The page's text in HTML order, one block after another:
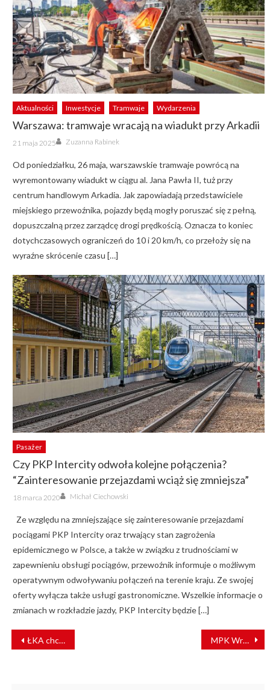
Aktualności Inwestycje Tramwaje Wydarzenia
Warszawa: tramwaje wracają na wiadukt przy Arkadii
Posted
on
21 maja 2025 Author
Zuzanna Rabinek
Od poniedziałku, 26 maja, warszawskie tramwaje powrócą na
wyremontowany wiadukt w ciągu al. Jana Pawła II, tuż przy
centrum handlowym Arkadia. Jak zapowiadają przedstawiciele
miejskiego przewoźnika, pojazdy będą mogły poruszać się z pełną,
dopuszczalną przez zarządcę drogi prędkością. Oznacza to koniec
dotychczasowych ograniczeń do 10 i 20 km/h, co przełoży się na
wyraźne skrócenie czasu […]
Pasażer
Czy PKP Intercity odwoła kolejne połączenia?
“Zainteresowanie przejazdami wciąż się zmniejsza”
Posted
on
18 marca 2020 Author
Michał Ciechowski
Ze względu na zmniejszające się zainteresowanie przejazdami
pociągami PKP Intercity oraz trwający stan zagrożenia
epidemicznego w Polsce, a także w związku z trudnościami w
zapewnieniu obsługi pociągów, przewoźnik informuje o możliwym
operatywnym odwoływaniu połączeń na terenie kraju. Ze swojej
oferty wyłącza także usługi gastronomiczne. Wszelkie informacje o
zmianach w rozkładzie jazdy, PKP Intercity będzie […]
NAWIGACJA
WPISU
ŁKA chce kupić pociągi hybrydowe MPK Wrocław przywraca “gorące przyciski”